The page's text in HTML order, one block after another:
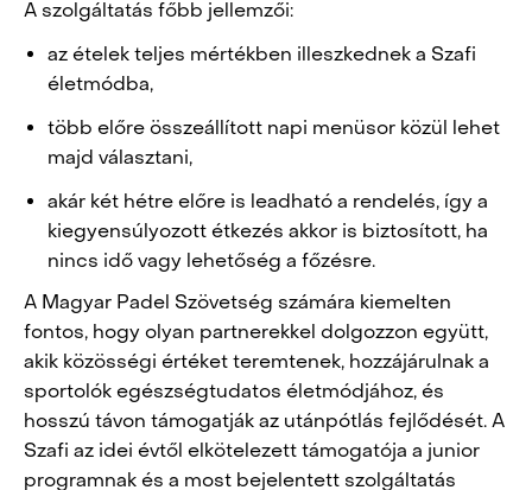
A szolgáltatás főbb jellemzői:
az ételek teljes mértékben illeszkednek a Szafi
életmódba,
több előre összeállított napi menüsor közül lehet
majd választani,
akár két hétre előre is leadható a rendelés, így a
kiegyensúlyozott étkezés akkor is biztosított, ha
nincs idő vagy lehetőség a főzésre.
A Magyar Padel Szövetség számára kiemelten
fontos, hogy olyan partnerekkel dolgozzon együtt,
akik közösségi értéket teremtenek, hozzájárulnak a
sportolók egészségtudatos életmódjához, és
hosszú távon támogatják az utánpótlás fejlődését. A
Szafi az idei évtől elkötelezett támogatója a junior
programnak és a most bejelentett szolgáltatás